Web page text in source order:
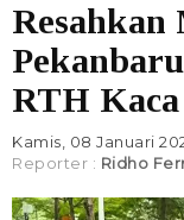
Resahkan
RTH
Kamis, 08 Januari
Reporter : Ridho